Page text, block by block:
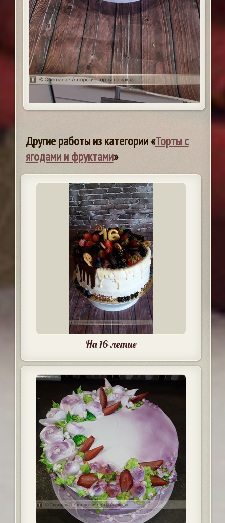
Другие работы из категории «Торты с
ягодами и фруктами»
На 16-летие